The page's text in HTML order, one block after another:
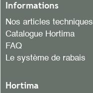
Informations
Nos articles techniques
Catalogue Hortima
FAQ
Le système de rabais
Hortima